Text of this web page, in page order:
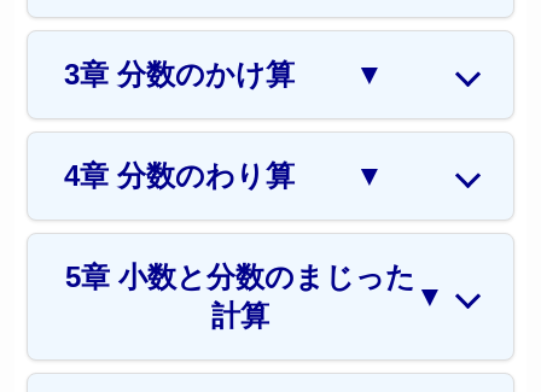
3章 分数のかけ算 ▼
4章 分数のわり算 ▼
5章 小数と分数のまじった
計算
▼